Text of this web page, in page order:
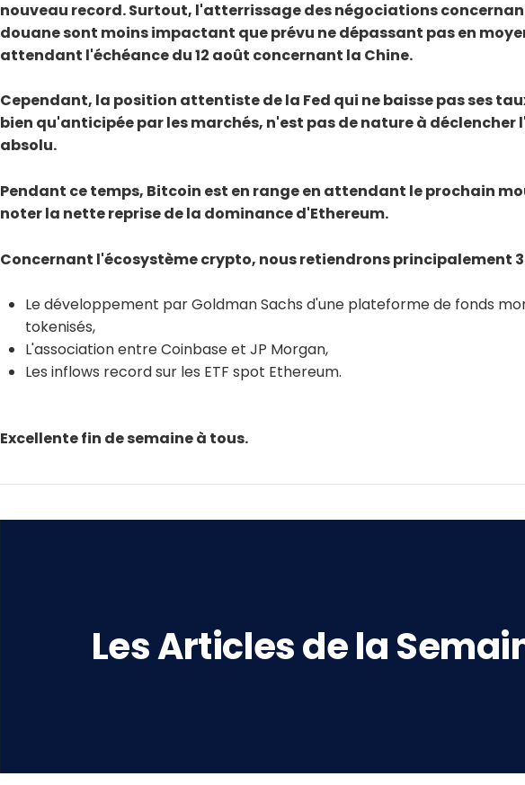
nouveau record. Surtout, l'atterrissage des négociations
douane sont moins impactant que prévu ne dépassant pas en
attendant l'échéance du 12 août concernant la Chine.
Cependant, la position attentiste de la Fed qui ne baisse pas ses
bien qu'anticipée par les marchés, n'est pas de nature à déclencher
absolu.
Pendant ce temps, Bitcoin est en range en attendant le prochain
noter la nette reprise de la dominance d'Ethereum.
Concernant l'écosystème crypto, nous retiendrons principalement
Le développement par Goldman Sachs d'une plateforme de fonds
tokenisés,
L'association entre Coinbase et JP Morgan,
Les inflows record sur les ETF spot Ethereum.
Excellente fin de semaine à tous.
Les Articles de la